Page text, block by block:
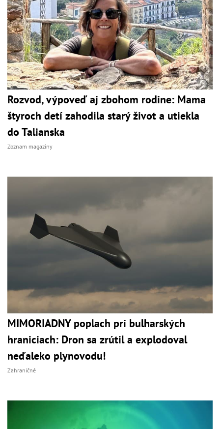
Rozvod, výpoveď aj zbohom rodine: Mama
štyroch detí zahodila starý život a utiekla
do Talianska
Zoznam magazíny
MIMORIADNY poplach pri bulharských
hraniciach: Dron sa zrútil a explodoval
neďaleko plynovodu!
Zahraničné